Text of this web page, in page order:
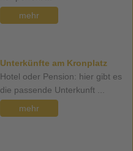
mehr
Unterkünfte am Kronplatz
Hotel oder Pension: hier gibt es
die passende Unterkunft ...
mehr